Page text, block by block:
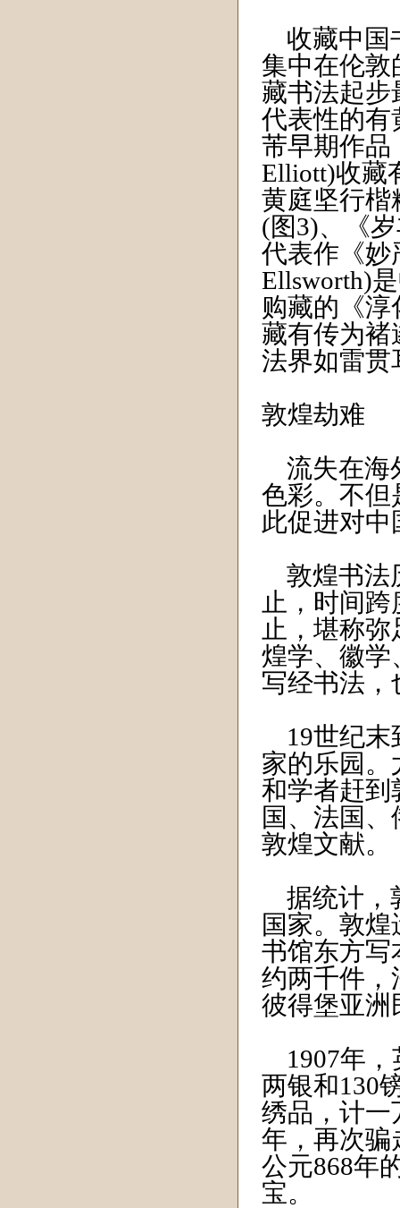
收藏中国
集中在伦敦
藏书法起步
代表性的有
芾早期作品
Elliott)收藏
黄庭坚行楷
(图3)、《
代表作《妙
Ellsworth)
购藏的《
藏有传为褚
法界如雷
敦煌劫难
流失在海
色彩。不但
此促进对
敦煌书法
止，时间
止，堪称
煌学、徽学
写经书法
19世纪末
家的乐园。
和学者赶到
国、法国
敦煌文献。
据统计，
国家。敦
书馆东方写
约两千件，
彼得堡亚洲
1907年，
两银和130
绣品，计一
年，再次骗
公元868年
宝。